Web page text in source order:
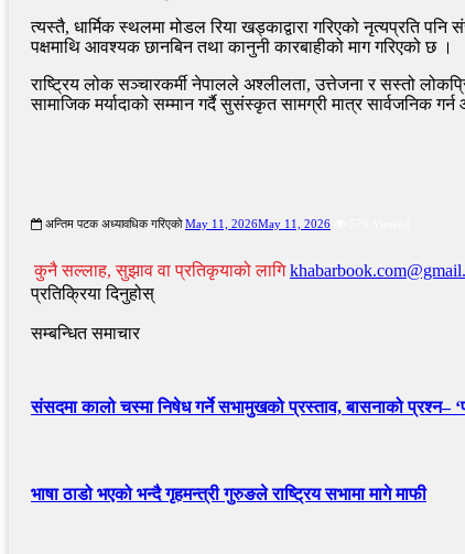
त्यस्तै, धार्मिक स्थलमा मोडल रिया खड्काद्वारा गरिएको नृत्यप्रति
पक्षमाथि आवश्यक छानबिन तथा कानुनी कारबाहीको माग गरिएको छ ।
राष्ट्रिय लोक सञ्चारकर्मी नेपालले अश्लीलता, उत्तेजना र सस्तो
सामाजिक मर्यादाको सम्मान गर्दै सुसंस्कृत सामग्री मात्र सार्वजनिक
अन्तिम पटक अध्यावधिक गरिएको May 11, 2026May 11, 2026
कुनै सल्लाह, सुझाव वा प्रतिकृयाको लागि
प्रतिक्रिया दिनुहोस्
सम्बन्धित समाचार
संसदमा कालो चस्मा निषेध गर्ने सभामुखको प्रस्ताव, बासनाको प्रश्न–
भाषा ठाडो भएको भन्दै गृहमन्त्री गुरुङले राष्ट्रिय सभामा मागे माफी